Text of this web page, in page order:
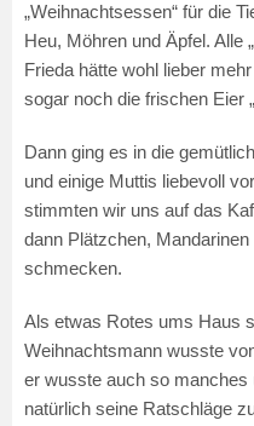
„Weihnachtsessen“ für die
Heu, Möhren und Äpfel. Alle
Frieda hätte wohl lieber
sogar noch die frischen Eier
Dann ging es in die
und einige Muttis liebevoll
stimmten wir uns auf das
dann Plätzchen,
schmecken.
Als etwas Rotes ums Haus
Weihnachtsmann wusste
er wusste auch so manches
natürlich seine Ratschläge